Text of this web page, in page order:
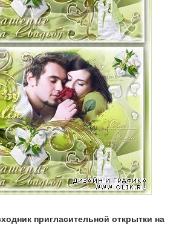
пригласительной открытки на